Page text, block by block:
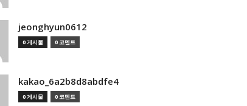
jeonghyun0612
0 게시물 0 코멘트
kakao_6a2b8d8abdfe4
0 게시물 0 코멘트